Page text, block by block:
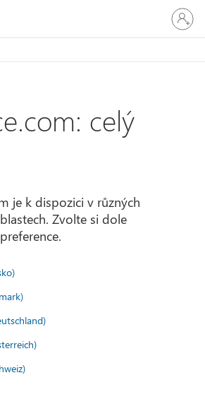
se
ke
účtu
celý
je k dispozici v různých
Zvolte si dole